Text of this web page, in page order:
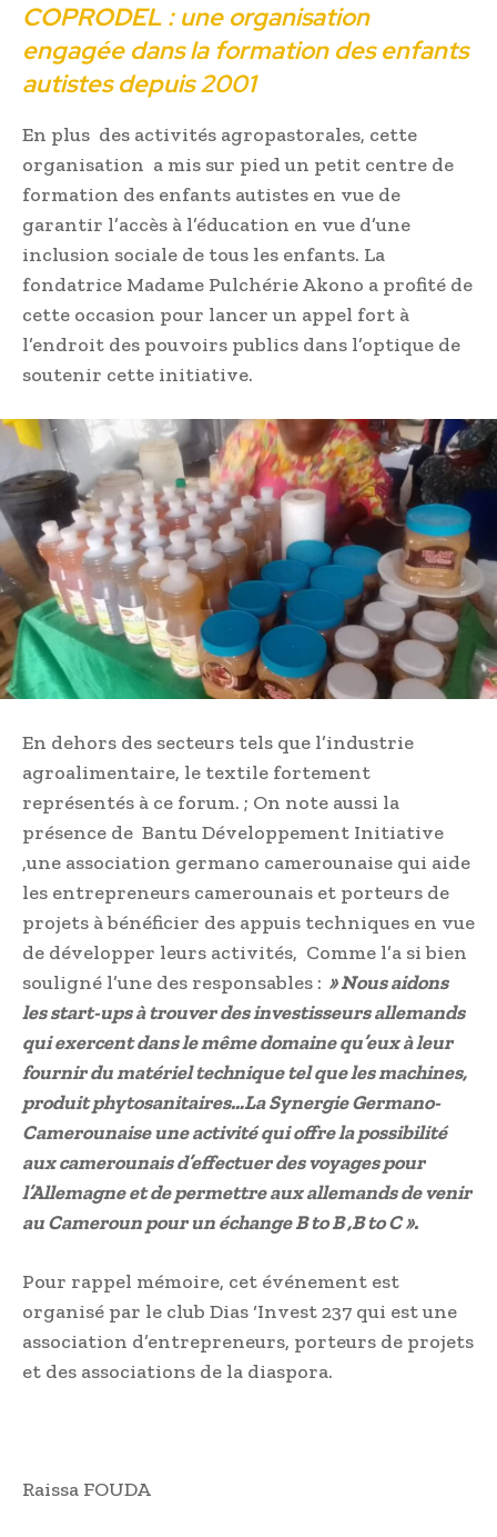
COPRODEL : une organisation
engagée dans la formation des enfants
autistes depuis 2001
En plus des activités agropastorales, cette
organisation a mis sur pied un petit centre de
formation des enfants autistes en vue de
garantir l’accès à l’éducation en vue d’une
inclusion sociale de tous les enfants. La
fondatrice Madame Pulchérie Akono a profité de
cette occasion pour lancer un appel fort à
l’endroit des pouvoirs publics dans l’optique de
soutenir cette initiative.
En dehors des secteurs tels que l’industrie
agroalimentaire, le textile fortement
représentés à ce forum. ; On note aussi la
présence de Bantu Développement Initiative
,une association germano camerounaise qui aide
les entrepreneurs camerounais et porteurs de
projets à bénéficier des appuis techniques en vue
de développer leurs activités, Comme l’a si bien
souligné l’une des responsables : » Nous aidons
les start-ups à trouver des investisseurs allemands
qui exercent dans le même domaine qu’eux à leur
fournir du matériel technique tel que les machines,
produit phytosanitaires…La Synergie Germano-
Camerounaise une activité qui offre la possibilité
aux camerounais d’effectuer des voyages pour
l’Allemagne et de permettre aux allemands de venir
au Cameroun pour un échange B to B ,B to C ».
Pour rappel mémoire, cet événement est
organisé par le club Dias ‘Invest 237 qui est une
association d’entrepreneurs, porteurs de projets
et des associations de la diaspora.
Raissa FOUDA